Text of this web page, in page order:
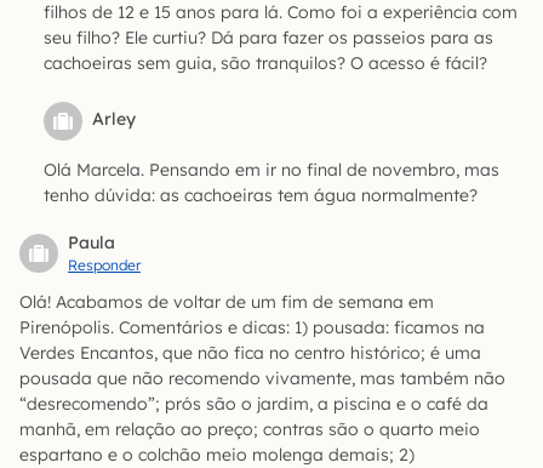
filhos de 12 e 15 anos para lá. Como foi a experiência com
seu filho? Ele curtiu? Dá para fazer os passeios para as
cachoeiras sem guia, são tranquilos? O acesso é fácil?
Arley
Olá Marcela. Pensando em ir no final de novembro, mas
tenho dúvida: as cachoeiras tem água normalmente?
Paula
Responder
Olá! Acabamos de voltar de um fim de semana em
Pirenópolis. Comentários e dicas: 1) pousada: ficamos na
Verdes Encantos, que não fica no centro histórico; é uma
pousada que não recomendo vivamente, mas também não
“desrecomendo”; prós são o jardim, a piscina e o café da
manhã, em relação ao preço; contras são o quarto meio
espartano e o colchão meio molenga demais; 2)